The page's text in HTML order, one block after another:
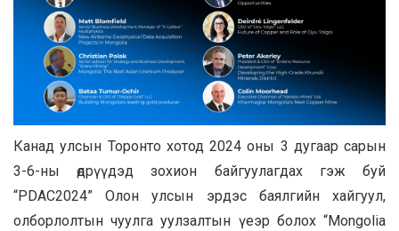
Канад улсын Торонто хотод 2024 оны 3 дугаар сарын
3-6-ны өдрүүдэд зохион байгуулагдах гэж буй
“PDAC2024” Олон улсын эрдэс баялгийн хайгуул,
олборлолтын чуулга уулзалтын үеэр болох “Мongolia